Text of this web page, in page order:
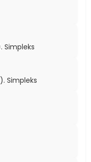
Simpleks
Simpleks